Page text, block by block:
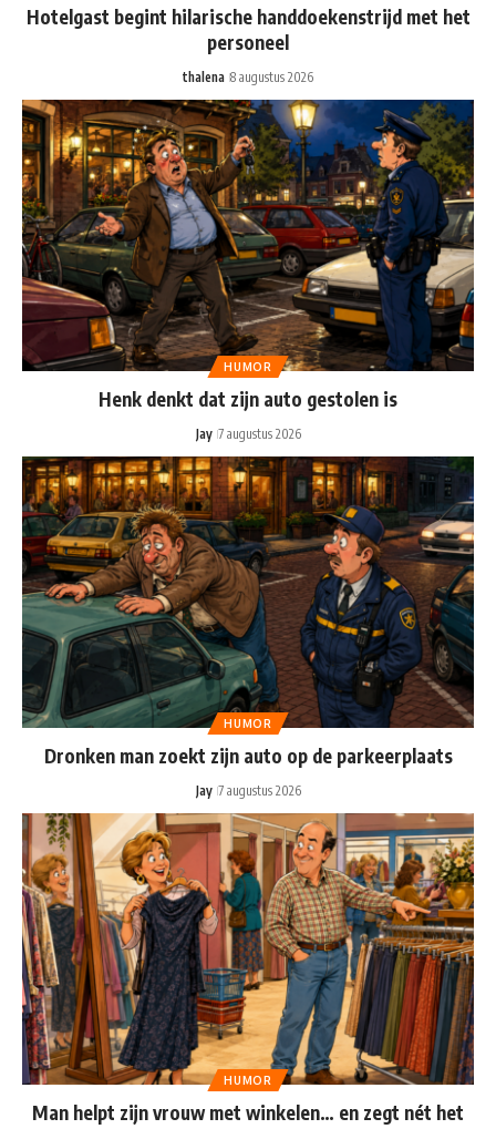
Hotelgast begint hilarische handdoekenstrijd met het
personeel
thalena 8 augustus 2026
HUMOR
Henk denkt dat zijn auto gestolen is
Jay 7 augustus 2026
HUMOR
Dronken man zoekt zijn auto op de parkeerplaats
Jay 7 augustus 2026
HUMOR
Man helpt zijn vrouw met winkelen… en zegt nét het